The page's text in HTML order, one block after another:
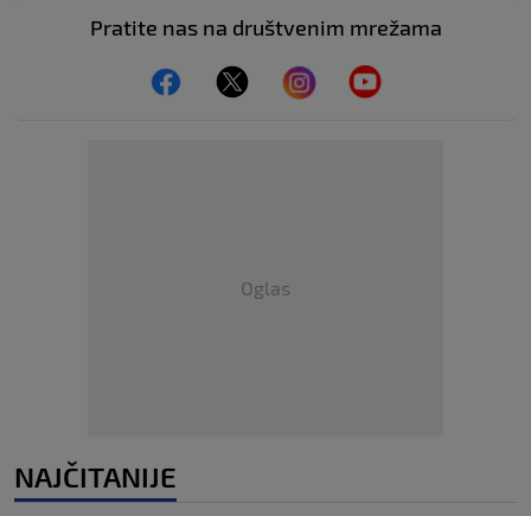
Pratite nas na društvenim mrežama
Oglas
NAJČITANIJE